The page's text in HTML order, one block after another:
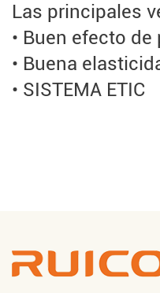
Las principales
• Buen efecto
• Buena
• SISTEMA ETIC